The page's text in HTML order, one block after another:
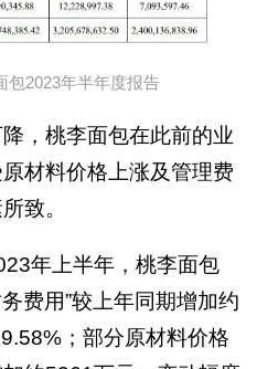
2023年半年度报告
，桃李面包在此前的业
材料价格上涨及管理费
致。
年上半年，桃李面包
费用”较上年同期增加约
；部分原材料价格